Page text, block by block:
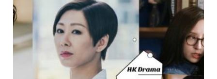
t
e
n
t